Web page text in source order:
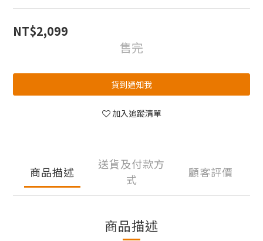
NT$2,099
售完
貨到通知我
加入追蹤清單
商品描述
送貨及付款方
式
顧客評價
商品描述